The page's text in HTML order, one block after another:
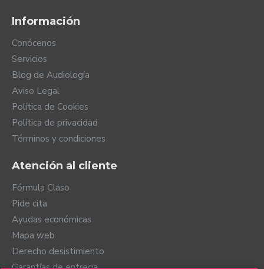
Información
Conócenos
Servicios
Blog de Audiología
Aviso Legal
Política de Cookies
Política de privacidad
Términos y condiciones
Atención al cliente
Fórmula Claso
Pide cita
Ayudas económicas
Mapa web
Derecho desistimiento